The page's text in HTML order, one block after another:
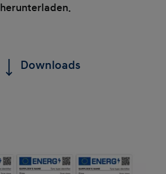
herunterladen.
Downloads